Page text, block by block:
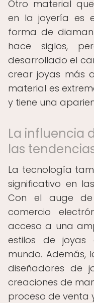
Otro material
en la joyería es
forma de
hace siglos,
desarrollado el
crear joyas más
material es
y tiene una
La influencia
las
La tecnología
significativo en
Con el auge
comercio
acceso a una
estilos de joyas
mundo. Además,
diseñadores de
creaciones de
proceso de venta